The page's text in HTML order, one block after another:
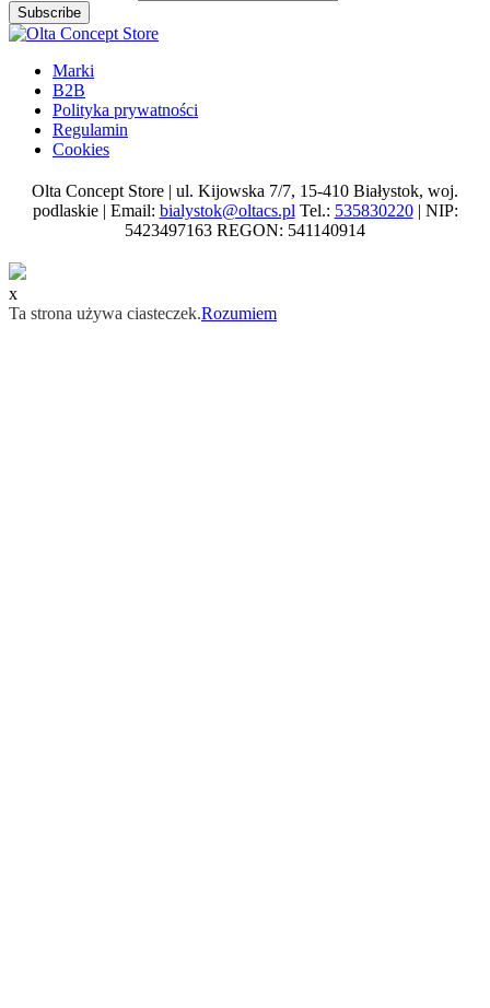
Subscribe
Marki
B2B
Polityka prywatności
Regulamin
Cookies
Olta Concept Store | ul. Kijowska 7/7, 15-410 Białystok, woj.
podlaskie | Email: bialystok@oltacs.plTel.: 535830220| NIP:
5423497163 REGON: 541140914
x
Ta strona używa ciasteczek.Rozumiem